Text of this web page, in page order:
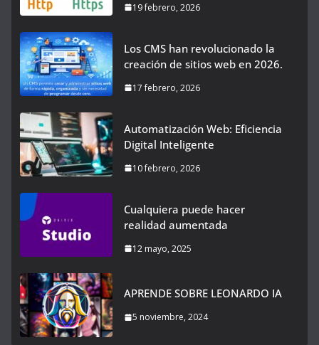
19 febrero, 2026
Los CMS han revolucionado la
creación de sitios web en 2026.
17 febrero, 2026
Automatización Web: Eficiencia
Digital Inteligente
10 febrero, 2026
Cualquiera puede hacer
realidad aumentada
12 mayo, 2025
APRENDE SOBRE LEONARDO IA
5 noviembre, 2024